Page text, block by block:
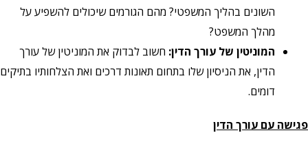
השונים בהליך המשפטי? מהם הגורמים שיכולים להשפיע על
מהלך המשפט?
המוניטין של עורך הדין: חשוב לבדוק את המוניטין של עורך
הדין, את הניסיון שלו בתחום תאונות דרכים ואת הצלחותיו בתיקים
דומים.
פגישה עם עורך הדין